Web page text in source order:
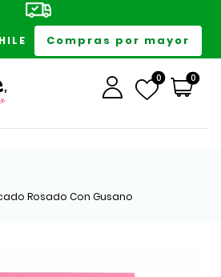
Compras por mayor
0 0
Rosado Con Gusano